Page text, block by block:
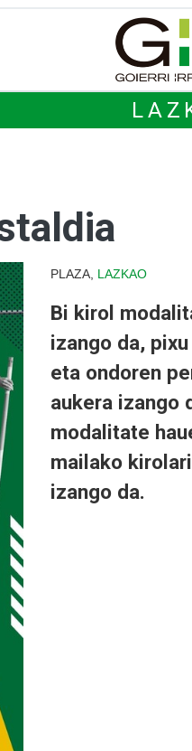
PLAZA, LAZKAO
Bi kirol
izango da,
eta ondoren
aukera izango
modalitate
mailako
izango da.